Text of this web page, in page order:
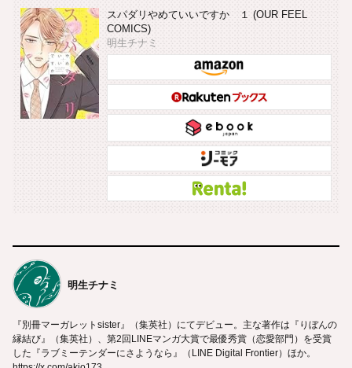
スパダリやめていいですか １ (OUR FEEL
COMICS)
明生チナミ
明生チナミ
『別冊マーガレットsister』（集英社）にてデビュー。主な著作は『りぼんの
縁結び』（集英社）、第2回LINEマンガ大賞で最優秀賞（恋愛部門）を受賞
した『ラブミーテンダーにさようなら』（LINE Digital Frontier）ほか。